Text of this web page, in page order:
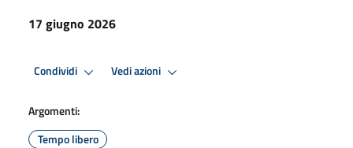
17 giugno 2026
Condividi Vedi azioni
Argomenti:
Tempo libero